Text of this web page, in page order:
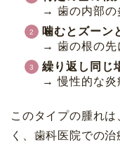
→ 歯の内部の
噛むとズーン
→ 歯の根の先
繰り返し同じ
→ 慢性的な炎
このタイプの腫れは
く、歯科医院での治